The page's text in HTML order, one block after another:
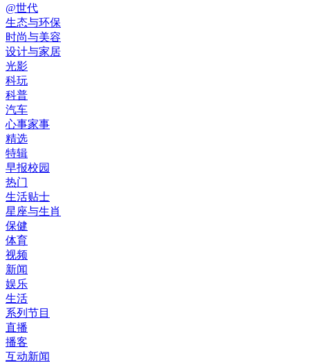
@世代
生态与环保
时尚与美容
设计与家居
光影
科玩
科普
汽车
心事家事
精选
特辑
早报校园
热门
生活贴士
星座与生肖
保健
体育
视频
新闻
娱乐
生活
系列节目
直播
播客
互动新闻